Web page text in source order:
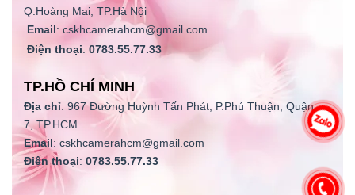
Q.Hoàng Mai, TP.Hà Nội
Email: cskhcamerahcm@gmail.com
Điện thoại: 0783.55.77.33
TP.HỒ CHÍ MINH
Địa chỉ: 967 Đường Huỳnh Tấn Phát, P.Phú Thuận, Quận
7, TP.HCM
Email: cskhcamerahcm@gmail.com
Điện thoại: 0783.55.77.33